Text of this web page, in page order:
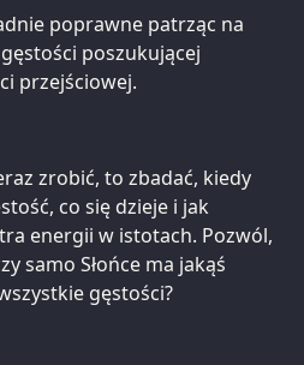
poprawne patrząc na
poszukującej
przejściowej.
zrobić, to zbadać, kiedy
co się dzieje i jak
energii w istotach. Pozwól,
samo Słońce ma jakąś
gęstości?